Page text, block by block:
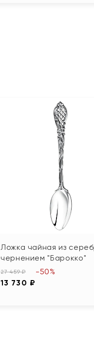
Ложка чайная из
чернением "Барокко"
27 459 ₽
13 730 ₽
-50%